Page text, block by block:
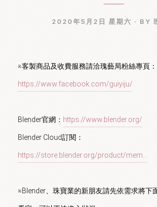
2020年5月2日 星期六 · BY
※客製商品及收費服務請洽瑰藝局粉絲專頁：
https://www.facebook.com/guiyiju/
Blender官網： https://www.blender.org/
Blender Cloud訂閱：
https://store.blender.org/product/mem...
※Blender、珠寶業的新朋友請先依需求將下